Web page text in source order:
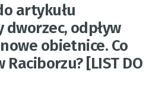
artykułu
dworzec, odpływ
obietnice. Co
Raciborzu? [LIST DO